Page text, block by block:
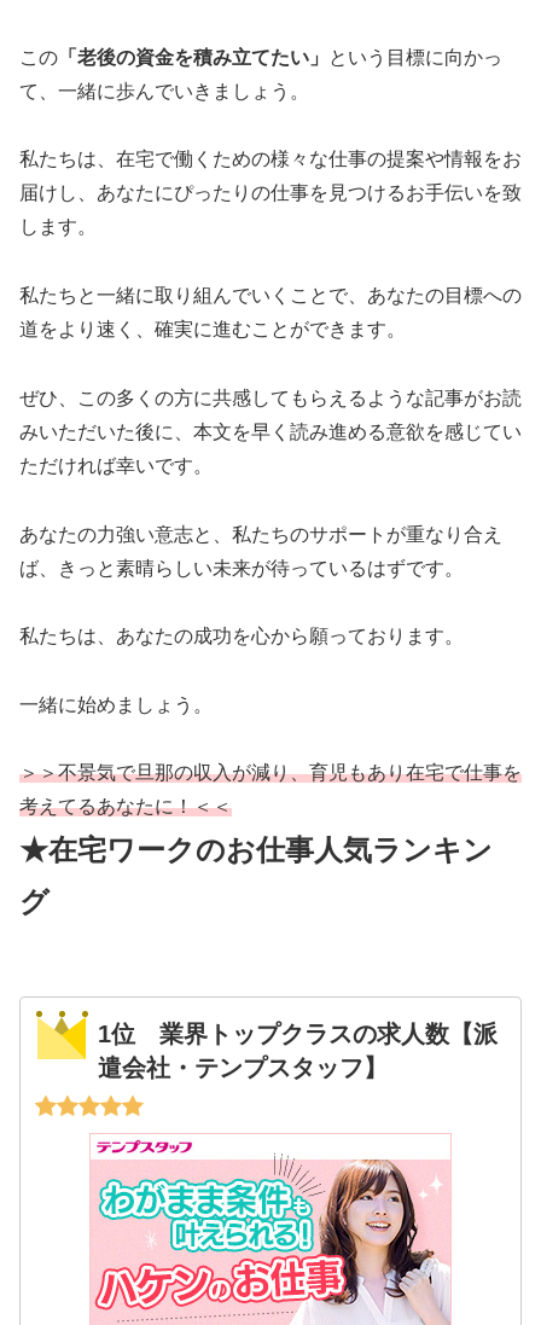
この 「老後の資金を積み立てたい」
という目標に向かっ
て、一緒に歩んでいきましょう。
私たちは、在宅で働くための様々な仕事の提案や情報をお
届けし、あなたにぴったりの仕事を見つけるお手伝いを致
します。
私たちと一緒に取り組んでいくことで、あなたの目標への
道をより速く、確実に進むことができます。
ぜひ、この多くの方に共感してもらえるような記事がお読
みいただいた後に、本文を早く読み進める意欲を感じてい
ただければ幸いです。
あなたの力強い意志と、私たちのサポートが重なり合え
ば、きっと素晴らしい未来が待っているはずです。
私たちは、あなたの成功を心から願っております。
一緒に始めましょう。
＞＞不景気で旦那の収入が減り、育児もあり在宅で仕事を
考えてるあなたに！＜＜
★在宅ワークのお仕事人気ランキン
グ
1位 業界トップクラスの求人数【派
遣会社・テンプスタッフ】